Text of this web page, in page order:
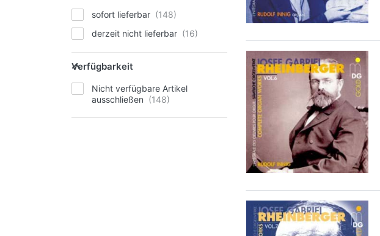
sofort lieferbar
derzeit nicht lieferbar
Verfügbarkeit
Nicht verfügbare Artikel
ausschließen